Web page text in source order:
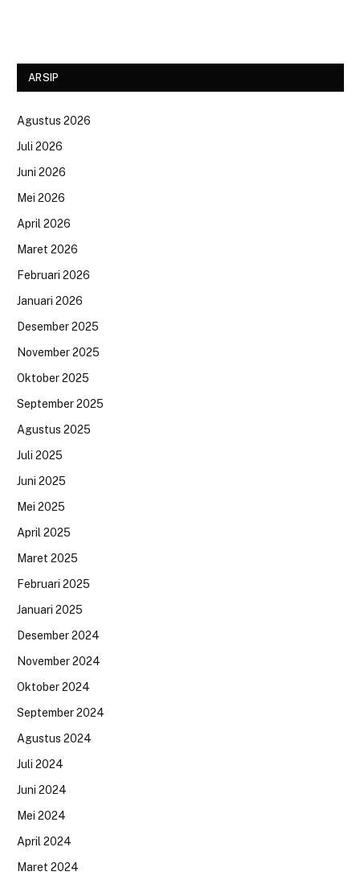
ARSIP
Agustus 2026
Juli 2026
Juni 2026
Mei 2026
April 2026
Maret 2026
Februari 2026
Januari 2026
Desember 2025
November 2025
Oktober 2025
September 2025
Agustus 2025
Juli 2025
Juni 2025
Mei 2025
April 2025
Maret 2025
Februari 2025
Januari 2025
Desember 2024
November 2024
Oktober 2024
September 2024
Agustus 2024
Juli 2024
Juni 2024
Mei 2024
April 2024
Maret 2024